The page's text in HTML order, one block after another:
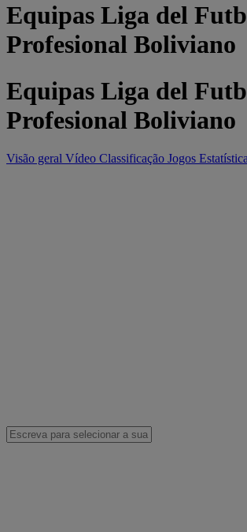
Equipas Liga del
Profesional Boliviano
Equipas Liga del
Profesional Boliviano
Visão geral Vídeo Classificação Jogos